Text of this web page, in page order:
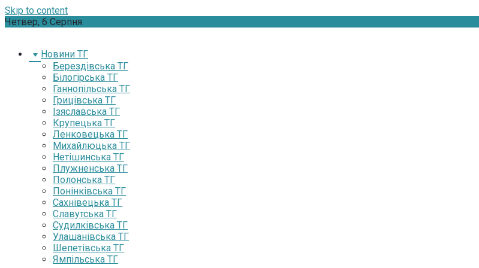
Skip to content
Четвер, 6 Серпня
Новини ТГ
Берездівська ТГ
Білогірська ТГ
Ганнопільська ТГ
Грицівська ТГ
Ізяславська ТГ
Крупецька ТГ
Ленковецька ТГ
Михайлюцька ТГ
Нетішинська ТГ
Плужненська ТГ
Полонська ТГ
Понінківська ТГ
Сахнівецька ТГ
Славутська ТГ
Судилківська ТГ
Улашанівська ТГ
Шепетівська ТГ
Ямпільська ТГ